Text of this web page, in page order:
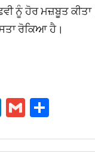
ਨੂੰ ਹੋਰ ਮਜ਼ਬੂਤ
ਰੋਕਿਆ ਹੈ।
Li
ke
G
ail ar